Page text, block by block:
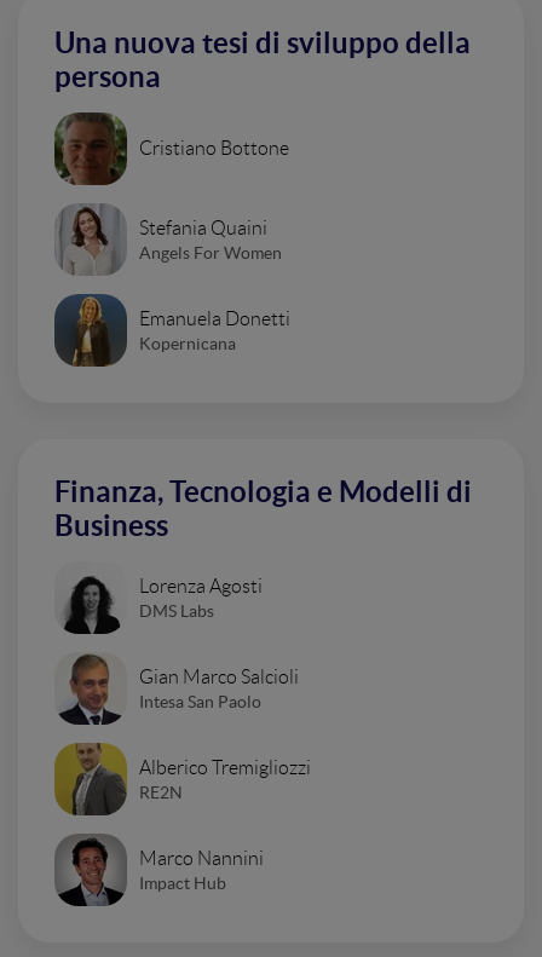
Una nuova tesi di sviluppo della
persona
Cristiano Bottone
Stefania Quaini
Angels For Women
Emanuela Donetti
Kopernicana
Finanza, Tecnologia e Modelli di
Business
Lorenza Agosti
DMS Labs
Gian Marco Salcioli
Intesa San Paolo
Alberico Tremigliozzi
RE2N
Marco Nannini
Impact Hub